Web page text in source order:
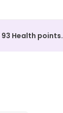
93 Health points.